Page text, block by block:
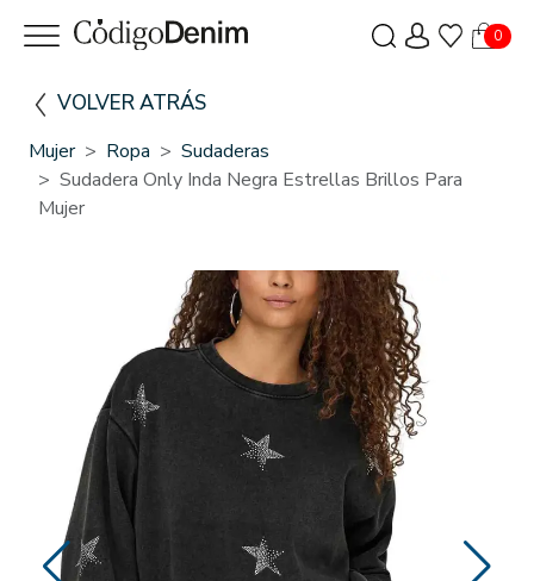
0
VOLVER ATRÁS
Mujer Ropa
Sudaderas
Sudadera Only Inda Negra Estrellas Brillos Para
Mujer